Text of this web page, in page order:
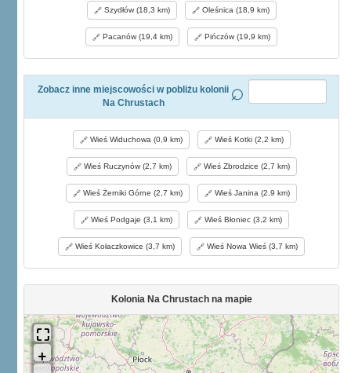
Szydłów (18,3 km) Oleśnica (18,9 km)
Pacanów (19,4 km) Pińczów (19,9 km)
Zobacz inne miejscowości w pobliżu kolonii
Na Chrustach
Wieś Widuchowa (0,9 km) Wieś Kotki (2,2 km)
Wieś Ruczynów (2,7 km) Wieś Zbrodzice (2,7 km)
Wieś Żerniki Górne (2,7 km) Wieś Janina (2,9 km)
Wieś Podgaje (3,1 km) Wieś Błoniec (3,2 km)
Wieś Kołaczkowice (3,7 km) Wieś Nowa Wieś (3,7 km)
Kolonia Na Chrustach na mapie